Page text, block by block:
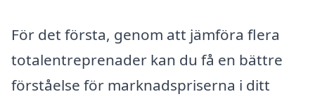
För det första, genom att jämföra flera
totalentreprenader kan du få en bättre
förståelse för marknadspriserna i ditt